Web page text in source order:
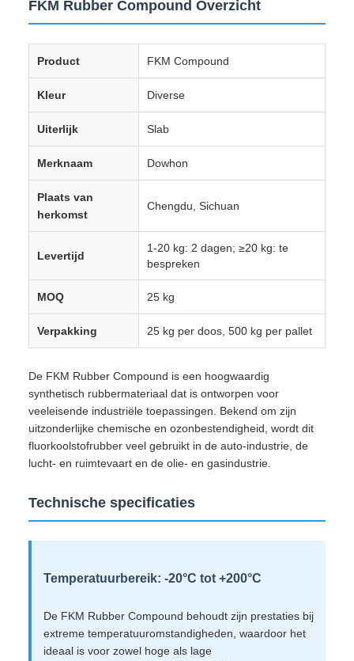
FKM Rubber Compound Overzicht
Product FKM Compound
Kleur Diverse
Uiterlijk Slab
Merknaam Dowhon
Plaats van
herkomst
Chengdu, Sichuan
Levertijd
1-20 kg: 2 dagen; ≥20 kg: te
bespreken
MOQ 25 kg
Verpakking 25 kg per doos, 500 kg per pallet
De FKM Rubber Compound is een hoogwaardig
synthetisch rubbermateriaal dat is ontworpen voor
veeleisende industriële toepassingen. Bekend om zijn
uitzonderlijke chemische en ozonbestendigheid, wordt dit
fluorkoolstofrubber veel gebruikt in de auto-industrie, de
lucht- en ruimtevaart en de olie- en gasindustrie.
Technische specificaties
Temperatuurbereik: -20°C tot +200°C
De FKM Rubber Compound behoudt zijn prestaties bij
extreme temperatuuromstandigheden, waardoor het
ideaal is voor zowel hoge als lage